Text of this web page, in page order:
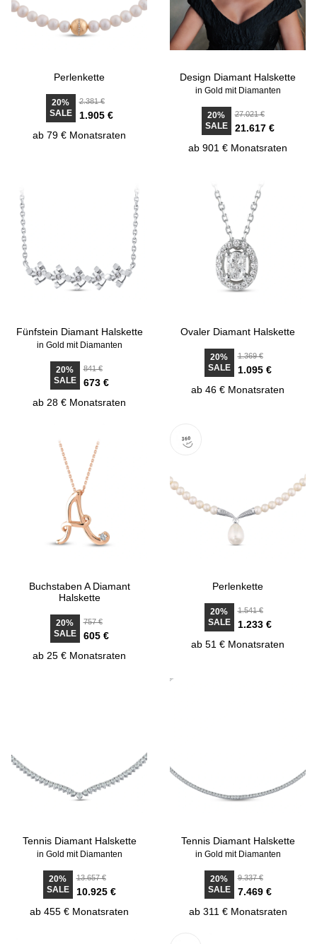
Perlenkette
20%
SALE
2.381 €
1.905 €
ab 79 € Monatsraten
Design Diamant Halskette
in Gold mit Diamanten
20%
SALE
27.021 €
21.617 €
ab 901 € Monatsraten
Fünfstein Diamant Halskette
in Gold mit Diamanten
20%
SALE
841 €
673 €
ab 28 € Monatsraten
Ovaler Diamant Halskette
20%
SALE
1.369 €
1.095 €
ab 46 € Monatsraten
Buchstaben A Diamant
Halskette
20%
SALE
757 €
605 €
ab 25 € Monatsraten
Perlenkette
20%
SALE
1.541 €
1.233 €
ab 51 € Monatsraten
Tennis Diamant Halskette
in Gold mit Diamanten
20%
SALE
13.657 €
10.925 €
ab 455 € Monatsraten
Tennis Diamant Halskette
in Gold mit Diamanten
20%
SALE
9.337 €
7.469 €
ab 311 € Monatsraten